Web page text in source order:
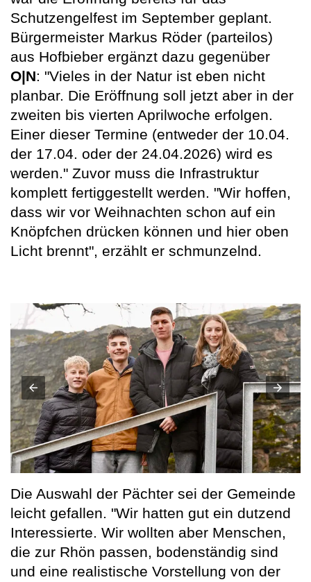
Schutzengelfest im September geplant.
Bürgermeister Markus Röder (parteilos)
aus Hofbieber ergänzt dazu gegenüber
O|N: "Vieles in der Natur ist eben nicht
planbar. Die Eröffnung soll jetzt aber in der
zweiten bis vierten Aprilwoche erfolgen.
Einer dieser Termine (entweder der 10.04.
der 17.04. oder der 24.04.2026) wird es
werden." Zuvor muss die Infrastruktur
komplett fertiggestellt werden. "Wir hoffen,
dass wir vor Weihnachten schon auf ein
Knöpfchen drücken können und hier oben
Licht brennt", erzählt er schmunzelnd.
Die Auswahl der Pächter sei der Gemeinde
leicht gefallen. "Wir hatten gut ein dutzend
Interessierte. Wir wollten aber Menschen,
die zur Rhön passen, bodenständig sind
und eine realistische Vorstellung von der